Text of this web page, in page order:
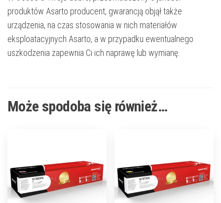
produktów Asarto producent, gwarancją objął także
urządzenia, na czas stosowania w nich materiałów
eksploatacyjnych Asarto, a w przypadku ewentualnego
uszkodzenia zapewnia Ci ich naprawę lub wymianę.
Może spodoba się również…